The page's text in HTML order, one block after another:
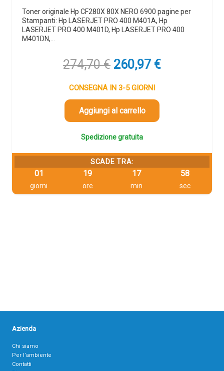
Toner originale Hp CF280X 80X NERO 6900 pagine per
Stampanti: Hp LASERJET PRO 400 M401A, Hp
LASERJET PRO 400 M401D, Hp LASERJET PRO 400
M401DN,…
274,70€ Il
originale
era:
274,70 €.
260,97 €Il
CONSEGNA IN 3-5 GIORNI
Aggiungi al carrello
Spedizione gratuita
SCADE TRA:
01
giorni
19
ore
17
min
58
sec
Azienda
Chi siamo
Per l’ambiente
Contatti